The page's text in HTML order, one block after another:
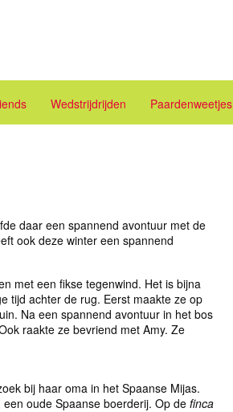
Wedstrijdrijden Paardenweetjes
daar een spannend avontuur met de
ook deze winter een spannend
met een fikse tegenwind. Het is bijna
tijd achter de rug. Eerst maakte ze op
Na een spannend avontuur in het bos
raakte ze bevriend met Amy. Ze
bij haar oma in het Spaanse Mijas.
een oude Spaanse boerderij. Op definca